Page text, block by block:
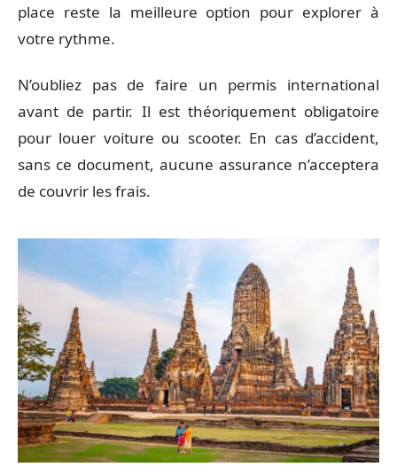
place reste la meilleure option pour explorer à
votre rythme.
N’oubliez pas de faire un permis international
avant de partir. Il est théoriquement obligatoire
pour louer voiture ou scooter. En cas d’accident,
sans ce document, aucune assurance n’acceptera
de couvrir les frais.